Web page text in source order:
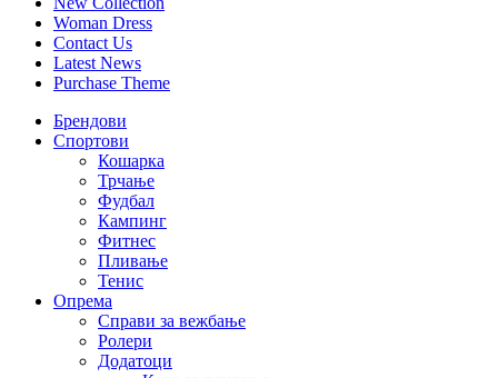
Woman Dress
Contact Us
Latest News
Purchase Theme
Брендови
Спортови
Кошарка
Трчање
Фудбал
Кампинг
Фитнес
Пливање
Тенис
Опрема
Справи за вежбање
Ролери
Додатоци